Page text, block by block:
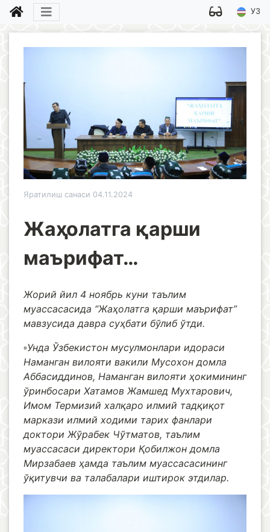
УЗ
Яратилиш санаси 04.11.2024
Жаҳолатга қарши
маърифат…
Жорий йил 4 ноябрь куни таълим
муассасасида “Жаҳолатга қарши маърифат”
мавзусида давра суҳбати бўлиб ўтди.
▫️Унда Ўзбекистон мусулмонлари идораси
Наманган вилояти вакили Мусохон домла
Аббасиддинов, Наманган вилояти ҳокимининг
ўринбосари Хатамов Жамшед Мухтарович,
Имом Термизий халқаро илмий тадқиқот
маркази илмий ходими тарих фанлари
доктори Жўрабек Чўтматов, таълим
муассасаси директори Қобилжон домла
Мирзабаев ҳамда таълим муассасасининг
ўқитувчи ва талабалари иштирок этдилар.